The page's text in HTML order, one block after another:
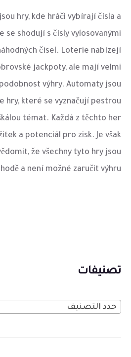
hry, kde hráči vybírají čísla a
se shodují s čísly vylosovanými
čísel. Loterie nabízejí
jackpoty, ale mají velmi
výhry. Automaty jsou
hry, které se vyznačují pestrou
témat. Každá z těchto her
a potenciál pro zisk. Je však
že všechny tyto hry jsou
a není možné zaručit výhru.
تصنيفات
حدد التصنيف